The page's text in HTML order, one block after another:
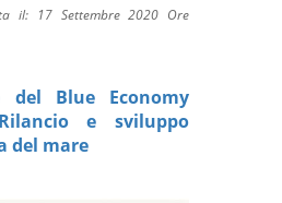
il: 17 Settembre 2020 Ore
del Blue Economy
e sviluppo
del mare